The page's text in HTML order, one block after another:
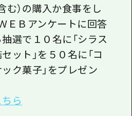
む）の購入か食事をし
ＥＢアンケートに回答
選で１０名に「シラス
ット」を５０名に「コ
ク菓子」をプレゼン
ちら